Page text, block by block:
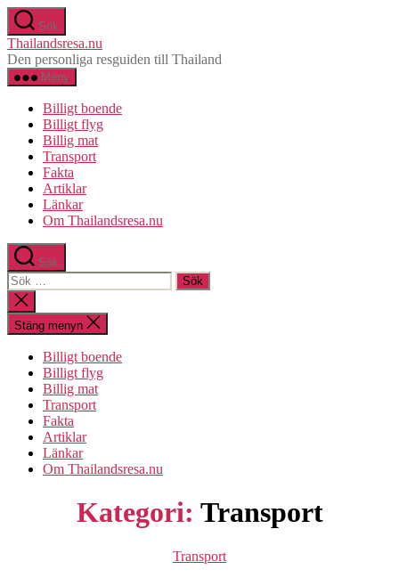
Hoppa
till
innehåll
Sök
Thailandsresa.nu
Den personliga resguiden till Thailand
Meny
Billigt boende
Billigt flyg
Billig mat
Transport
Fakta
Artiklar
Länkar
Om Thailandsresa.nu
Sök
Sök
efter:
Stäng
sökningen
Stäng menyn
Billigt boende
Billigt flyg
Billig mat
Transport
Fakta
Artiklar
Länkar
Om Thailandsresa.nu
Kategori: Transport
Kategorier
Transport